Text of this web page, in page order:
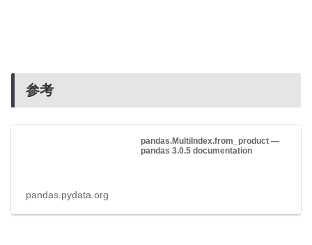
参考
pandas.MultiIndex.from_product —
pandas 3.0.5 documentation
pandas.pydata.org